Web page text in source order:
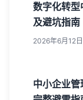
数字化转型
及避坑指南
2026年6月12日
中小企业